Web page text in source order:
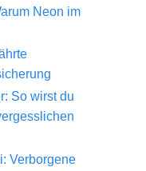
Neon im
So wirst du
Verborgene